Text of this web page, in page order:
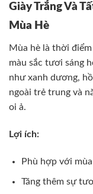
Giày Trắng Và
Mùa Hè
Mùa hè là thời
màu sắc tươi sáng
như xanh dương,
ngoài trẻ trung và
oi ả.
Lợi ích:
Phù hợp với
Tăng thêm sự